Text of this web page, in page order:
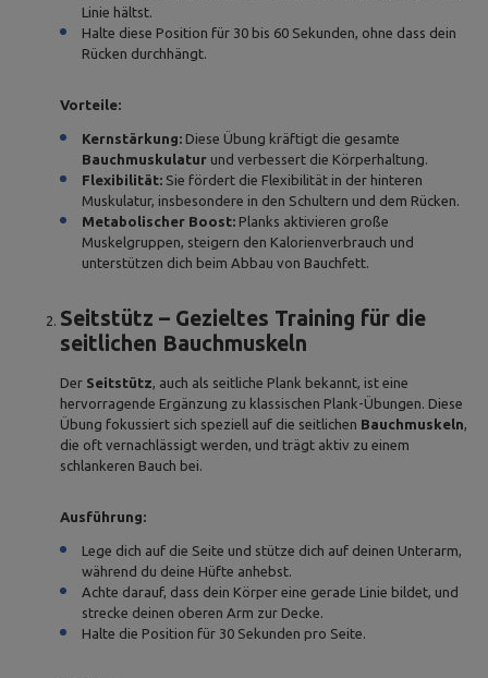
Linie hältst.
Halte diese Position für 30 bis 60 Sekunden, ohne dass dein
Rücken durchhängt.
Vorteile:
Kernstärkung: Diese Übung kräftigt die gesamte
Bauchmuskulatur und verbessert die Körperhaltung.
Flexibilität: Sie fördert die Flexibilität in der hinteren
Muskulatur, insbesondere in den Schultern und dem Rücken.
Metabolischer Boost: Planks aktivieren große
Muskelgruppen, steigern den Kalorienverbrauch und
unterstützen dich beim Abbau von Bauchfett.
Seitstütz – Gezieltes Training für die
seitlichen Bauchmuskeln
Der Seitstütz , auch als seitliche Plank bekannt, ist eine
hervorragende Ergänzung zu klassischen Plank-Übungen. Diese
Übung fokussiert sich speziell auf die seitlichen Bauchmuskeln
die oft vernachlässigt werden, und trägt aktiv zu einem
schlankeren Bauch bei.
Ausführung:
Lege dich auf die Seite und stütze dich auf deinen Unterarm,
während du deine Hüfte anhebst.
Achte darauf, dass dein Körper eine gerade Linie bildet, und
strecke deinen oberen Arm zur Decke.
Halte die Position für 30 Sekunden pro Seite.